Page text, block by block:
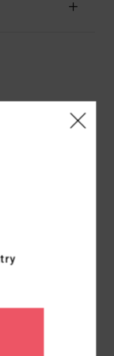
este produto